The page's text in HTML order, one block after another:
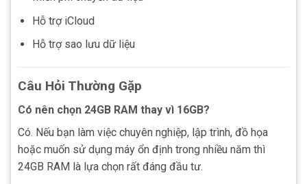
Hỗ trợ iCloud
Hỗ trợ sao lưu dữ liệu
Câu Hỏi Thường Gặp
Có nên chọn 24GB RAM thay vì 16GB?
Có. Nếu bạn làm việc chuyên nghiệp, lập trình, đồ họa
hoặc muốn sử dụng máy ổn định trong nhiều năm thì
24GB RAM là lựa chọn rất đáng đầu tư.